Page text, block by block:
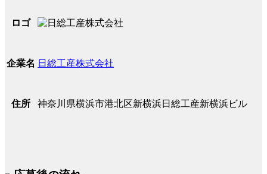
ロゴ
企業名 日総工産株式会社
住所 神奈川県横浜市港北区新横浜日総工産新横浜ビル